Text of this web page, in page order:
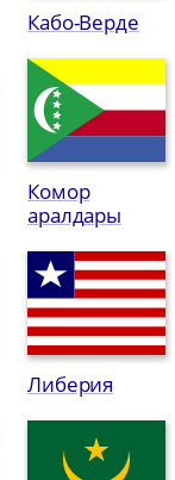
Кабо-Верде
Комор
аралдары
Либерия